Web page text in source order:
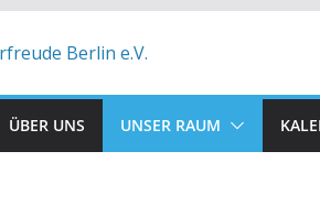
ÜBER UNS UNSER RAUM